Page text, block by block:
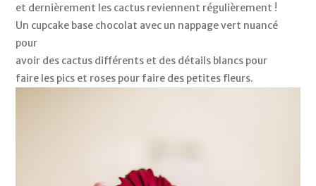
et dernièrement les cactus reviennent régulièrement !
Un cupcake base chocolat avec un nappage vert nuancé
pour
avoir des cactus différents et des détails blancs pour
faire les pics et roses pour faire des petites fleurs.